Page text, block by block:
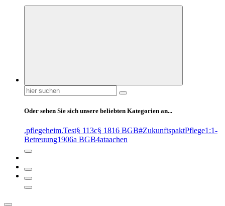
Suchen
nach:
Oder sehen Sie sich unsere beliebten Kategorien an...
.pflegeheim.Test§ 113c§ 1816 BGB#ZukunftspaktPflege1:1-
Betreuung1906a BGB4ataachen